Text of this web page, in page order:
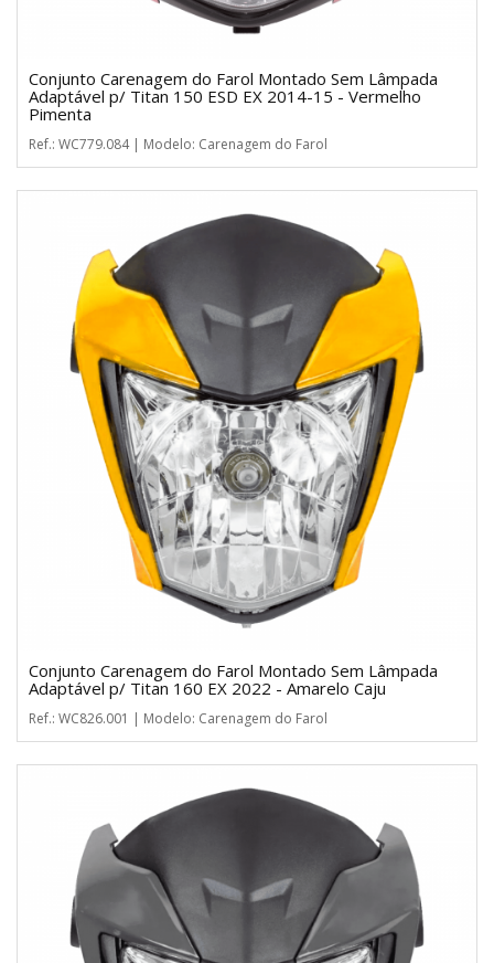
Conjunto Carenagem do Farol Montado Sem Lâmpada
Adaptável p/ Titan 150 ESD EX 2014-15 - Vermelho
Pimenta
Ref.: WC779.084 | Modelo: Carenagem do Farol
Conjunto Carenagem do Farol Montado Sem Lâmpada
Adaptável p/ Titan 160 EX 2022 - Amarelo Caju
Ref.: WC826.001 | Modelo: Carenagem do Farol